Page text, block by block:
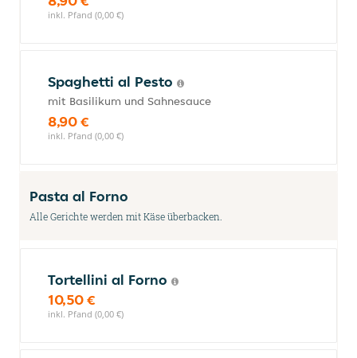
inkl. Pfand (0,00 €)
Spaghetti al Pesto
mit Basilikum und Sahnesauce
8,90 €
inkl. Pfand (0,00 €)
Pasta al Forno
Alle Gerichte werden mit Käse überbacken.
Tortellini al Forno
10,50 €
inkl. Pfand (0,00 €)